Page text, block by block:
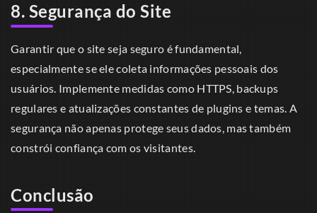
8. Segurança do Site
Garantir que o site seja seguro é fundamental,
especialmente se ele coleta informações pessoais dos
usuários. Implemente medidas como HTTPS, backups
regulares e atualizações constantes de plugins e temas. A
segurança não apenas protege seus dados, mas também
constrói confiança com os visitantes.
Conclusão